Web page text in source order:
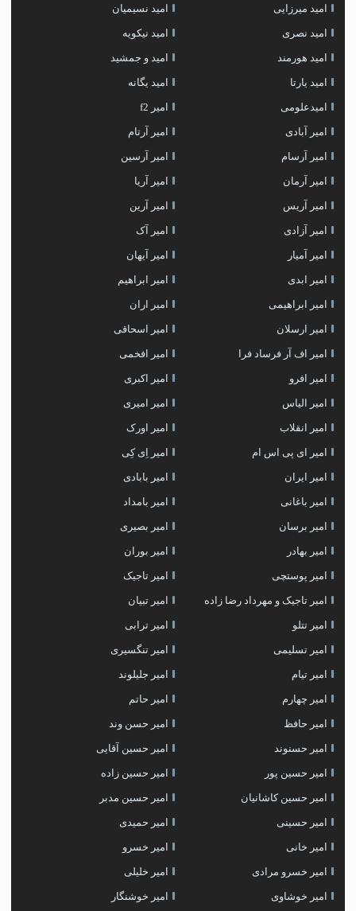
امید میرزایی امید نسیمیان
امید نصری امید نیکویه
امید هورمند امید و جمشید
امید یارتا امید یگانه
امیدعلومی امیر f2
امیر آبادی امیر آرتام
امیر آرسام امیر آرسین
امیر آرمان امیر آریا
امیر آریس امیر آرین
امیر آزادی امیر آک
امیر آمیار امیر آیهان
امیر ابدی امیر ابراهیم
امیر ابراهیمی امیر اران
امیر ارسلان امیر اسحاقی
امیر اف آر فرساد فرا امیر افخمی
امیر افرو امیر اکبری
امیر الیاس امیر امیری
امیر انقلاب امیر اورک
امیر ای پی اس ام امیر اِی کِی
امیر ایران امیر بابادی
امیر باغانی امیر بامداد
امیر برسان امیر بصیری
امیر بهادر امیر بوران
امیر پوستچی امیر تاجیک
امیر تاجیک و مهرداد رضا زاده امیر تبیان
امیر تتلو امیر ترابی
امیر تسلیمی امیر تنگسیری
امیر تیام امیر جلیلوند
امیر چهارم امیر حاتم
امیر حافظ امیر حسن وند
امیر حسنوند امیر حسین آقایی
امیر حسین پور امیر حسین زاده
امیر حسین کاشانیان امیر حسین مدبر
امیر حسینی امیر حمیدی
امیر خانی امیر خسرو
امیر خسرو مرادی امیر خلیلی
امیر خوشاوی امیر خوشنگار